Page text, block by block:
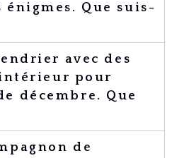
Que suis-
avec des
pour
décembre. Que
de